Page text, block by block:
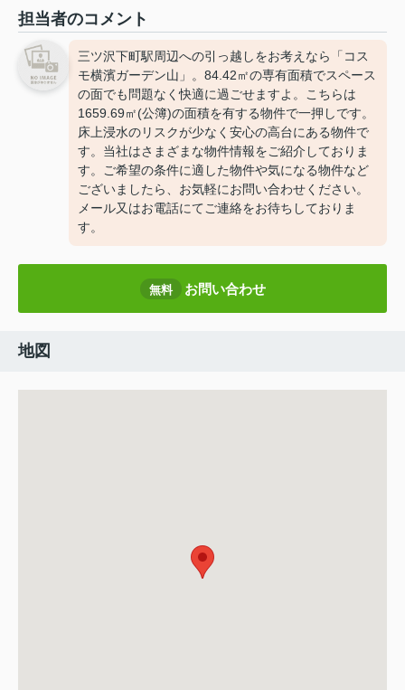
担当者のコメント
三ツ沢下町駅周辺への引っ越しをお考えなら「コス
モ横濱ガーデン山」。84.42㎡の専有面積でスペース
の面でも問題なく快適に過ごせますよ。こちらは
1659.69㎡(公簿)の面積を有する物件で一押しです。
床上浸水のリスクが少なく安心の高台にある物件で
す。当社はさまざまな物件情報をご紹介しておりま
す。ご希望の条件に適した物件や気になる物件など
ございましたら、お気軽にお問い合わせください。
メール又はお電話にてご連絡をお待ちしておりま
す。
無料 お問い合わせ
地図